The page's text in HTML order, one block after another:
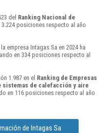
del Ranking Nacional de
posiciones respecto al año
empresa Intagas Sa en 2024 ha
en 334 posiciones respecto al
1.987 en el Ranking de Empresas
sistemas de calefacción y aire
en 116 posiciones respecto al año
de Intagas Sa